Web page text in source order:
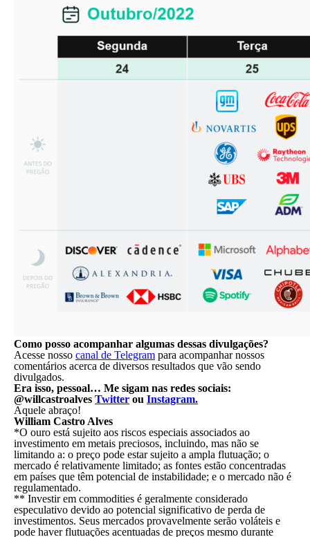
Como posso acompanhar algumas dessas divulgações?
Acesse nosso canal de Telegram para acompanhar nossos
comentários acerca de diversos resultados que vão sendo
divulgados.
Era isso, pessoal… Me sigam nas redes sociais:
@willcastroalves Twitter ou Instagram.
Aquele abraço!
William Castro Alves
*O ouro está sujeito aos riscos especiais associados ao
investimento em metais preciosos, incluindo, mas não se
limitando a: o preço pode estar sujeito a ampla flutuação; o
mercado é relativamente limitado; as fontes estão concentradas
em países que têm potencial de instabilidade; e o mercado não é
regulamentado.
** Investir em commodities é geralmente considerado
especulativo devido ao potencial significativo de perda de
investimentos. Seus mercados provavelmente serão voláteis e
pode haver flutuações acentuadas de preços mesmo durante